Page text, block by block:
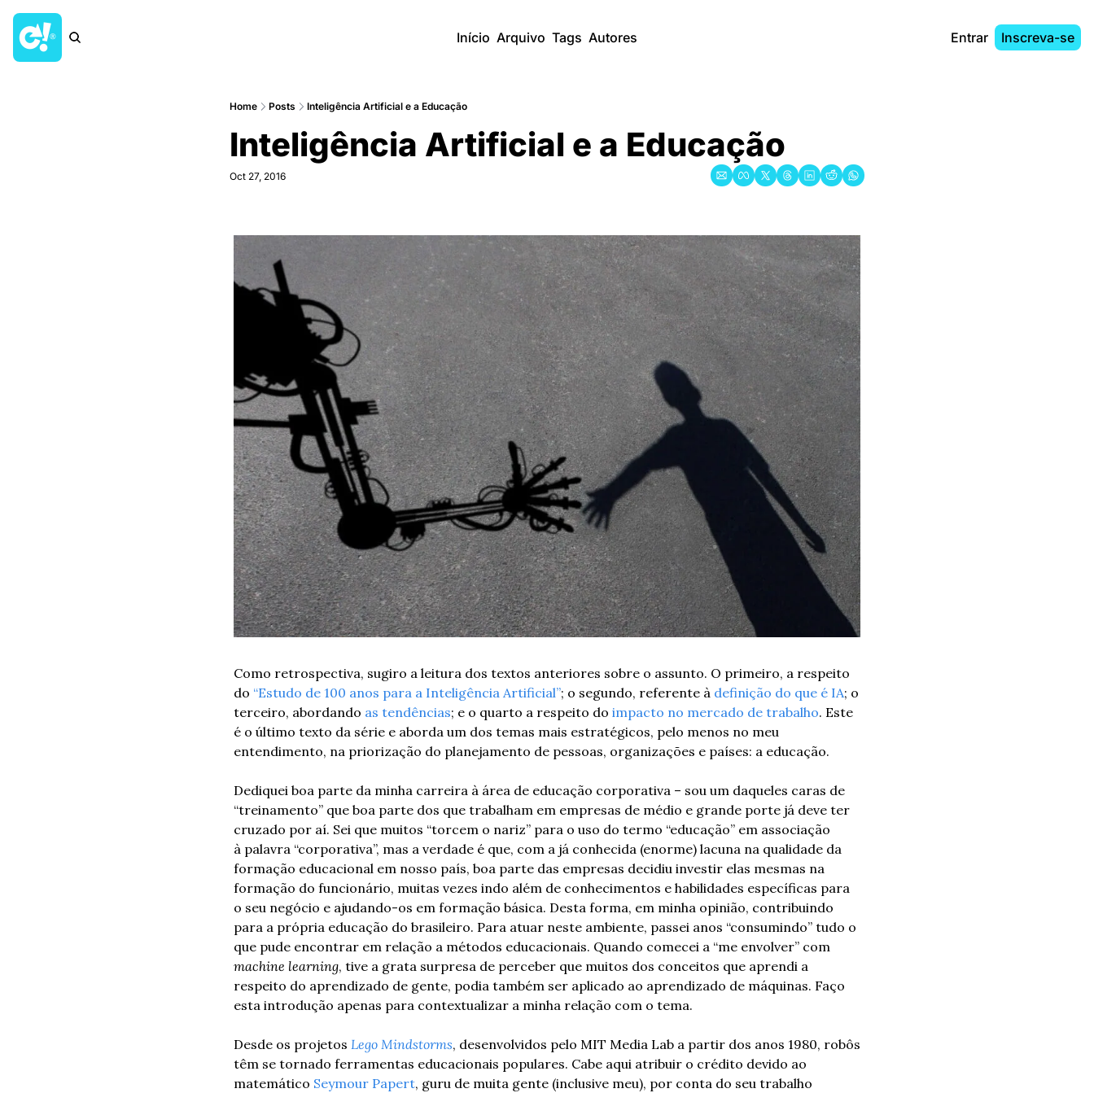
Início Arquivo Tags Autores Entrar Inscreva-se
Home Posts Inteligência Artificial e a Educação
Inteligência Artificial e a Educação
Oct 27, 2016
Como retrospectiva, sugiro a leitura dos textos anteriores sobre o assunto. O primeiro, a respeito
do “Estudo de 100 anos para a Inteligência Artificial”; o segundo, referente à definição do que é IA; o
terceiro, abordando as tendências; e o quarto a respeito do impacto no mercado de trabalho. Este
é o último texto da série e aborda um dos temas mais estratégicos, pelo menos no meu
entendimento, na priorização do planejamento de pessoas, organizações e países: a educação.
Dediquei boa parte da minha carreira à área de educação corporativa – sou um daqueles caras de
“treinamento” que boa parte dos que trabalham em empresas de médio e grande porte já deve ter
cruzado por aí. Sei que muitos “torcem o nariz” para o uso do termo “educação” em associação
à palavra “corporativa”, mas a verdade é que, com a já conhecida (enorme) lacuna na qualidade da
formação educacional em nosso país, boa parte das empresas decidiu investir elas mesmas na
formação do funcionário, muitas vezes indo além de conhecimentos e habilidades específicas para
o seu negócio e ajudando-os em formação básica. Desta forma, em minha opinião, contribuindo
para a própria educação do brasileiro. Para atuar neste ambiente, passei anos “consumindo” tudo o
machine learning, tive a grata surpresa de perceber que muitos dos conceitos que aprendi a
respeito do aprendizado de gente, podia também ser aplicado ao aprendizado de máquinas. Faço
esta introdução apenas para contextualizar a minha relação com o tema.
Desde os projetos Lego Mindstorms, desenvolvidos pelo MIT Media Lab a partir dos anos 1980, robôs
têm se tornado ferramentas educacionais populares. Cabe aqui atribuir o crédito devido ao
matemático Seymour Papert, guru de muita gente (inclusive meu), por conta do seu trabalho